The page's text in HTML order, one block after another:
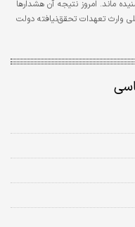
ماند. امروز نتیجه آن هشدارها
وارث تعهدات تحقق‌‌نیافته دولت